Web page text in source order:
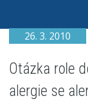
26. 3. 2010
Otázka role
alergie se